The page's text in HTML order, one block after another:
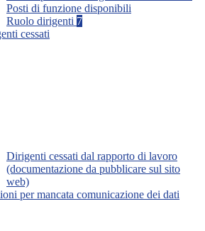
Posti di funzione disponibili
Ruolo dirigenti 7
cessati
Dirigenti cessati dal rapporto di lavoro
(documentazione da pubblicare sul sito
web)
per mancata comunicazione dei dati